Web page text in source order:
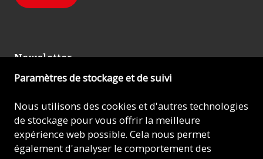
Newsletter
© 2026 - AIDE À L'ÉGLISE EN DÉTRESSE (ACN)
Paramètres de stockage et de suivi
Nous utilisons des cookies et d'autres technologies
de stockage pour vous offrir la meilleure
expérience web possible. Cela nous permet
également d'analyser le comportement des